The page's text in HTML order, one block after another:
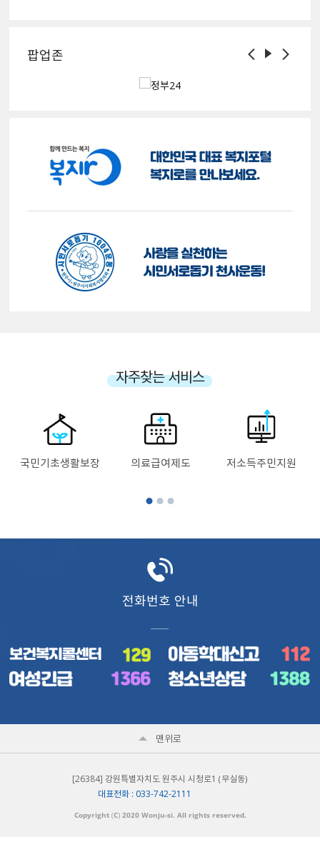
팝업존
자주찾는 서비스
국민기초생활보장 의료급여제도 저소득주민지원
전화번호 안내
맨위로
[26384] 강원특별자치도 원주시 시청로1 （무실동）
대표전화 : 033-742-2111
Copyright （C） 2020 Wonju-si. All rights reserved.